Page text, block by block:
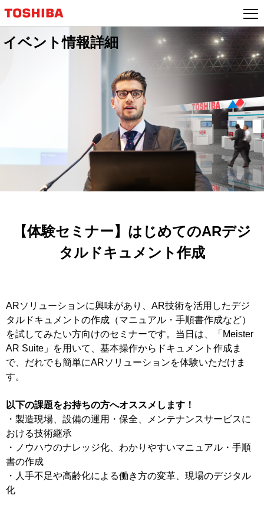
へ
ジ
イベント情報詳細
【体験セミナー】はじめてのARデジ
タルドキュメント作成
ARソリューションに興味があり、AR技術を活用したデジ
タルドキュメントの作成（マニュアル・手順書作成など）
を試してみたい方向けのセミナーです。当日は、「Meister
AR Suite」を用いて、基本操作からドキュメント作成ま
で、だれでも簡単にARソリューションを体験いただけま
す。
以下の課題をお持ちの方へオススメします！
・製造現場、設備の運用・保全、メンテナンスサービスに
おける技術継承
・ノウハウのナレッジ化、わかりやすいマニュアル・手順
書の作成
・人手不足や高齢化による働き方の変革、現場のデジタル
化